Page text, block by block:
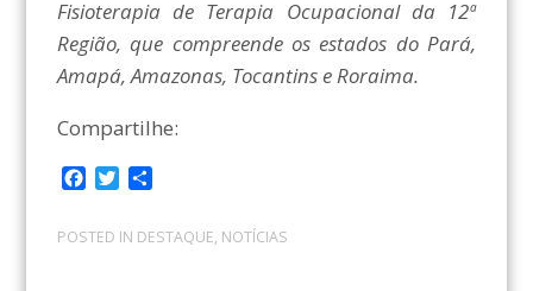
Fisioterapia de Terapia Ocupacional da 12ª
Região, que compreende os estados do Pará,
Amapá, Amazonas, Tocantins e Roraima.
Compartilhe:
c
e
i
t
m
p
POSTED IN DESTAQUE, NOTÍCIAS